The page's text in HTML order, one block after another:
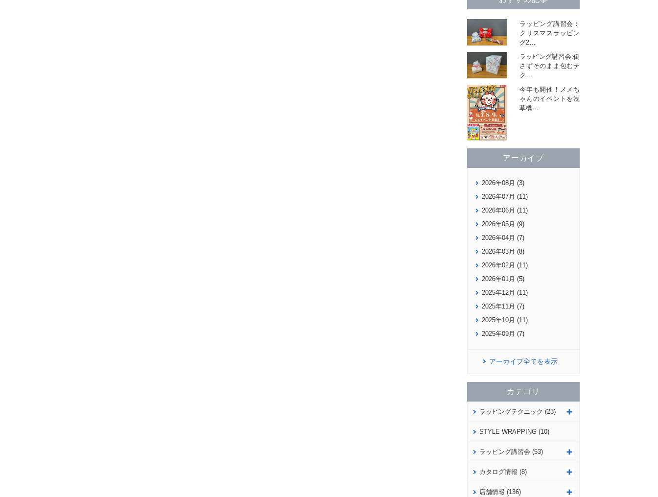
ラッピング講習会：
クリスマスラッピン
グ2…
ラッピング講習会:倒
さずそのまま包むテ
ク …
今年も開催！メメち
ゃんのイベントを浅
草橋…
アーカイブ
2026年08月 (3)
2026年07月 (11)
2026年06月 (11)
2026年05月 (9)
2026年04月 (7)
2026年03月 (8)
2026年02月 (11)
2026年01月 (5)
2025年12月 (11)
2025年11月 (7)
2025年10月 (11)
2025年09月 (7)
アーカイブ全てを表示
カテゴリ
ラッピングテクニック (23)
STYLE WRAPPING (10)
ラッピング講習会 (53)
カタログ情報 (8)
店舗情報 (136)